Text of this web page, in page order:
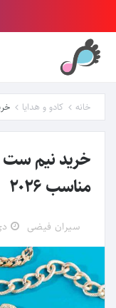
خانه کادو و هدایا
خرید نیم ست
مناسب 2026
سیران فیضی دی